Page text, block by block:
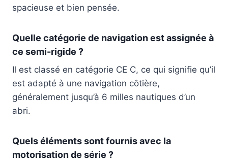
spacieuse et bien pensée.
Quelle catégorie de navigation est assignée à
ce semi-rigide ?
Il est classé en catégorie CE C, ce qui signifie qu’il
est adapté à une navigation côtière,
généralement jusqu’à 6 milles nautiques d’un
abri.
Quels éléments sont fournis avec la
motorisation de série ?